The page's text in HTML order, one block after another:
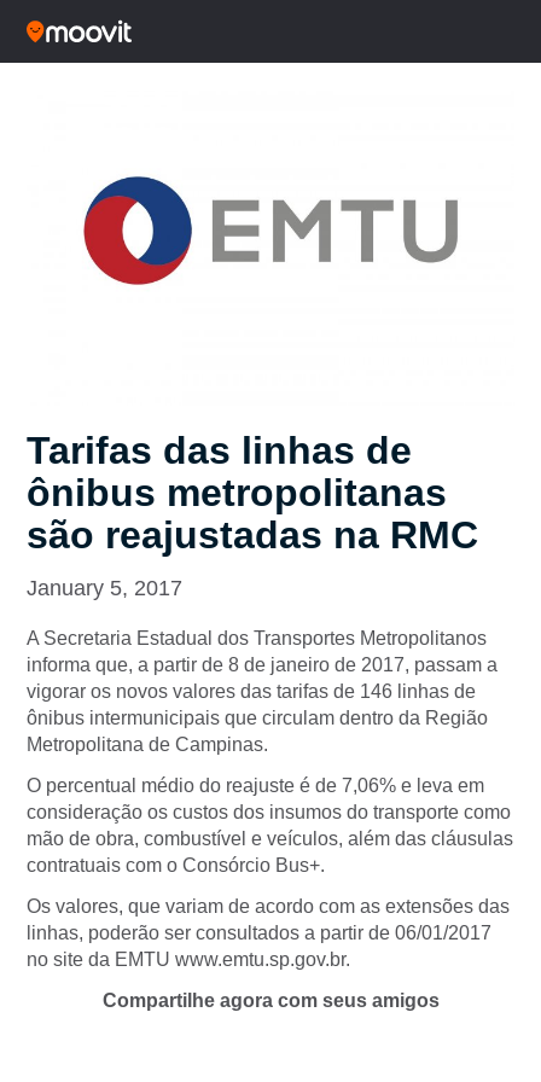
Tarifas das linhas de
ônibus metropolitanas
são reajustadas na RMC
January 5, 2017
A Secretaria Estadual dos Transportes Metropolitanos
informa que, a partir de 8 de janeiro de 2017, passam a
vigorar os novos valores das tarifas de 146 linhas de
ônibus intermunicipais que circulam dentro da Região
Metropolitana de Campinas.
O percentual médio do reajuste é de 7,06% e leva em
consideração os custos dos insumos do transporte como
mão de obra, combustível e veículos, além das cláusulas
contratuais com o Consórcio Bus+.
Os valores, que variam de acordo com as extensões das
linhas, poderão ser consultados a partir de 06/01/2017
no site da EMTU www.emtu.sp.gov.br.
Compartilhe agora com seus amigos